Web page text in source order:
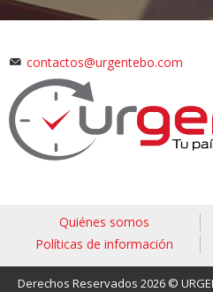
contactos@urgentebo.com
Quiénes somos
Políticas de información
Derechos Reservados 2026 ©